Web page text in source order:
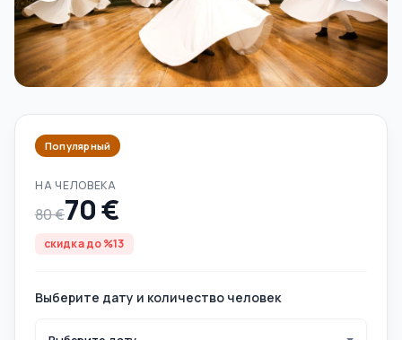
Популярный
НА ЧЕЛОВЕКА
80 €70 €
скидка до %13
Выберите дату и количество человек